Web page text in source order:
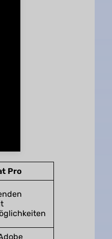
Pro